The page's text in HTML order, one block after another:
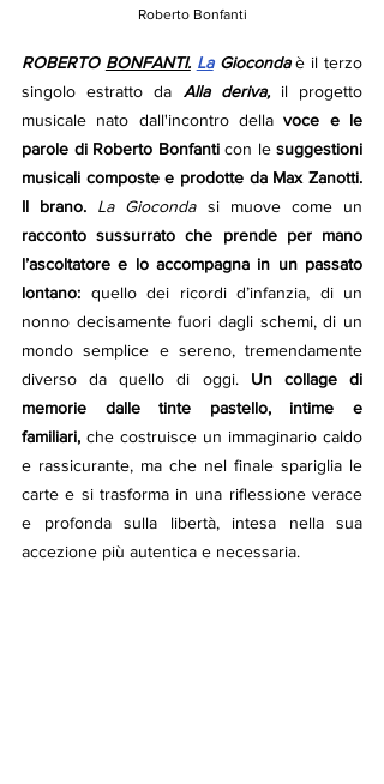
Roberto Bonfanti
ROBERTO BONFANTI. La Gioconda è il terzo
singolo estratto da Alla deriva, il progetto
musicale nato dall'incontro della voce e le
parole di Roberto Bonfanti con le suggestioni
musicali composte e prodotte da Max Zanotti.
Il brano. La Gioconda
racconto sussurrato che prende per mano
l’ascoltatore e lo accompagna in un passato
lontano: quello dei ricordi d’infanzia, di un
nonno decisamente fuori dagli schemi, di un
mondo semplice e sereno, tremendamente
diverso da quello di oggi. Un collage di
memorie dalle tinte pastello, intime e
familiari, che costruisce un immaginario caldo
e rassicurante, ma che nel finale spariglia le
carte e si trasforma in una riflessione verace
e profonda sulla libertà, intesa nella sua
accezione più autentica e necessaria.